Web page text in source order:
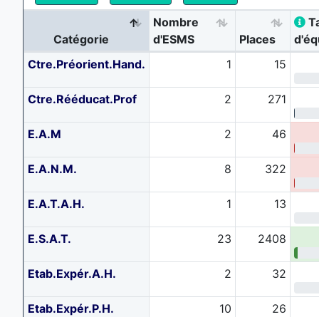
Catégorie
Nombre
d'ESMS
Places
Ctre.Préorient.Hand.
1 15
Ctre.Rééducat.Prof 2 271
E.A.M 2 46
E.A.N.M. 8 322
E.A.T.A.H. 1 13
E.S.A.T. 23 2408
Etab.Expér.A.H. 2 32
Etab.Expér.P.H. 10 26